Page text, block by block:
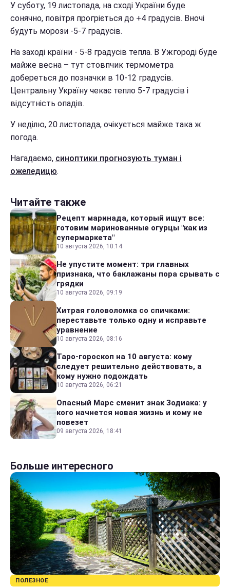
У суботу, 19 листопада, на сході України буде
сонячно, повітря прогріється до +4 градусів. Вночі
будуть морози -5-7 градусів.
На заході країни - 5-8 градусів тепла. В Ужгороді буде
майже весна – тут стовпчик термометра
добереться до позначки в 10-12 градусів.
Центральну Україну чекає тепло 5-7 градусів і
відсутність опадів.
У неділю, 20 листопада, очікується майже така ж
погода.
Нагадаємо, синоптики прогнозують туман і
ожеледицю.
Читайте также
Рецепт маринада, который ищут все:
готовим маринованные огурцы "как из
супермаркета"
10 августа 2026, 10:14
Не упустите момент: три главных
признака, что баклажаны пора срывать с
грядки
10 августа 2026, 09:19
Хитрая головоломка со спичками:
переставьте только одну и исправьте
уравнение
10 августа 2026, 08:16
Таро-гороскоп на 10 августа: кому
следует решительно действовать, а
кому нужно подождать
10 августа 2026, 06:21
Опасный Марс сменит знак Зодиака: у
кого начнется новая жизнь и кому не
повезет
09 августа 2026, 18:41
Больше интересного
ПОЛЕЗНОЕ